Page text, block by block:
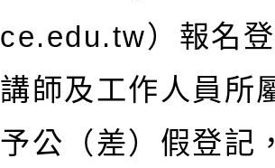
ce.edu.tw）報名
講師及工作人員所
予公（差）假登記